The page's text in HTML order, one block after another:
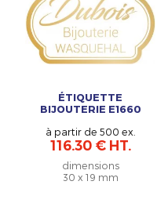
ÉTIQUETTE
BIJOUTERIE E1660
à partir de 500 ex.
116.30 € HT.
dimensions
30 x 19 mm